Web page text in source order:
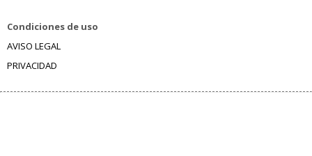
Condiciones de uso
AVISO LEGAL
PRIVACIDAD